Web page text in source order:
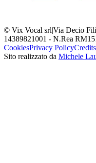
© Vix Vocal srl|Via Decio
14389821001 - N.Rea
CookiesPrivacy PolicyCredits
Sito realizzato da Michele